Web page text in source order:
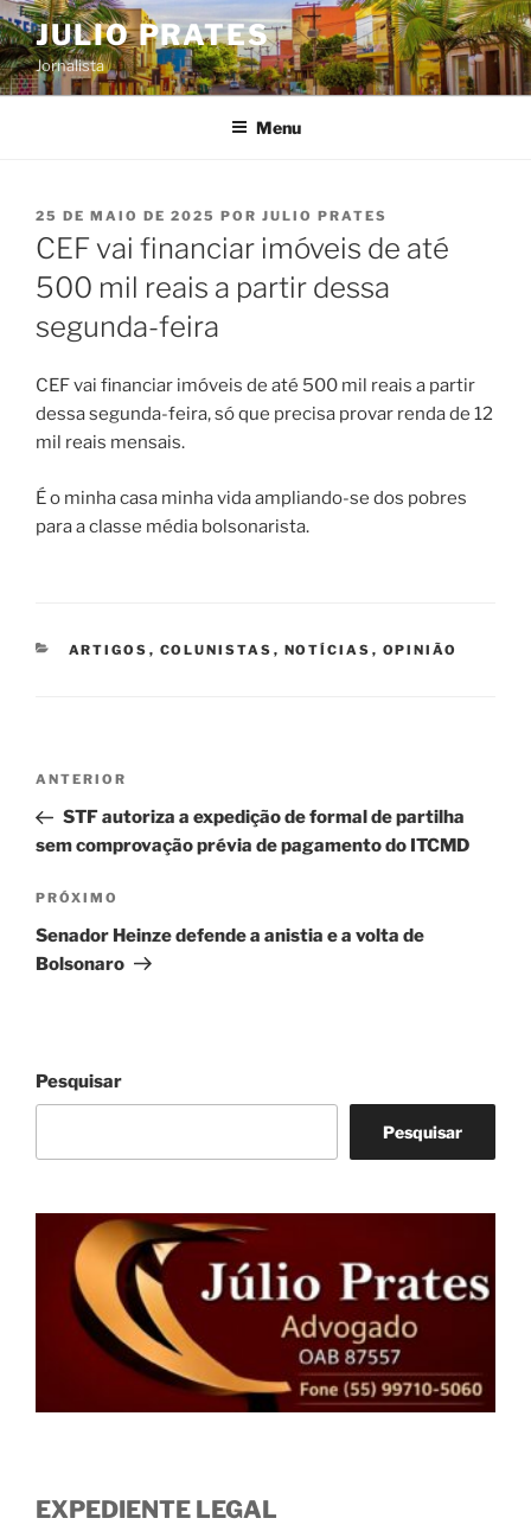
Pular
para
o
conteúdo
JULIO PRATES
Jornalista
Menu
PUBLICADO
EM
25 DE MAIO DE 2025 POR JULIO PRATES
CEF vai financiar imóveis de até
500 mil reais a partir dessa
segunda-feira
CEF vai financiar imóveis de até 500 mil reais a partir
dessa segunda-feira, só que precisa provar renda de 12
mil reais mensais.
É o minha casa minha vida ampliando-se dos pobres
para a classe média bolsonarista.
CATEGORIAS
ARTIGOS , COLUNISTAS , NOTÍCIAS , OPINIÃO
Navegação
Post
Post
anterior
ANTERIOR
STF autoriza a expedição de formal de partilha
sem comprovação prévia de pagamento do ITCMD
Próximo
post
PRÓXIMO
Senador Heinze defende a anistia e a volta de
Bolsonaro
Pesquisar
Pesquisar
EXPEDIENTE LEGAL